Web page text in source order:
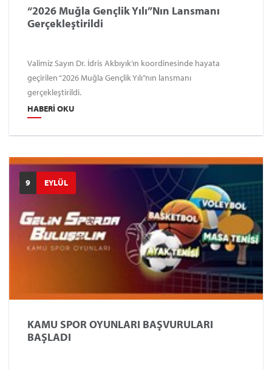
“2026 Muğla Gençlik Yılı”nın Lansmanı
Gerçekleştirildi
Valimiz Sayın Dr. İdris Akbıyık’ın koordinesinde hayata
geçirilen “2026 Muğla Gençlik Yılı”nın lansmanı
gerçekleştirildi.
HABERI OKU
9 EYLÜL
KAMU SPOR OYUNLARI BAŞVURULARI
BAŞLADI